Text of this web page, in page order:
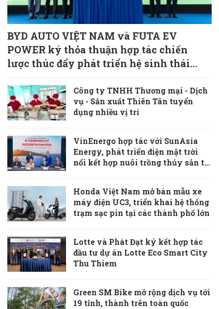
BYD AUTO VIỆT NAM và FUTA EV
POWER ký thỏa thuận hợp tác chiến
lược thúc đẩy phát triển hệ sinh thái
Công ty TNHH Thương mại - Dịch
vụ - Sản xuất Thiên Tân tuyển
dụng nhiều vị trí
VinEnergo hợp tác với SunAsia
Energy, phát triển điện mặt trời
nổi kết hợp nuôi trồng thủy sản tại
Honda Việt Nam mở bán mẫu xe
máy điện UC3, triển khai hệ thống
trạm sạc pin tại các thành phố lớn
Lotte và Phát Đạt ký kết hợp tác
đầu tư dự án Lotte Eco Smart City
Thu Thiem
Green SM Bike mở rộng dịch vụ tới
19 tỉnh, thành trên toàn quốc